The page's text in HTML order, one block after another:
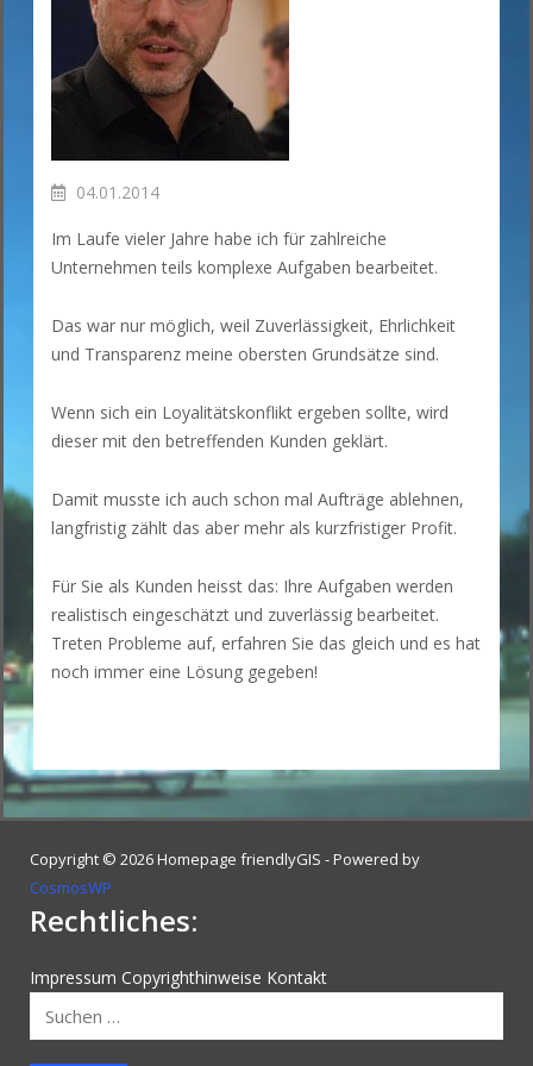
04.01.2014
Im Laufe vieler Jahre habe ich für zahlreiche
Unternehmen teils komplexe Aufgaben bearbeitet.
Das war nur möglich, weil Zuverlässigkeit, Ehrlichkeit
und Transparenz meine obersten Grundsätze sind.
Wenn sich ein Loyalitätskonflikt ergeben sollte, wird
dieser mit den betreffenden Kunden geklärt.
Damit musste ich auch schon mal Aufträge ablehnen,
langfristig zählt das aber mehr als kurzfristiger Profit.
Für Sie als Kunden heisst das: Ihre Aufgaben werden
realistisch eingeschätzt und zuverlässig bearbeitet.
Treten Probleme auf, erfahren Sie das gleich und es hat
noch immer eine Lösung gegeben!
Copyright © 2026 Homepage friendlyGIS - Powered by
CosmosWP
Rechtliches:
Impressum Copyrighthinweise Kontakt
Suchen